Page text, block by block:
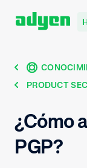
PRODUCT
¿Cómo
PGP?